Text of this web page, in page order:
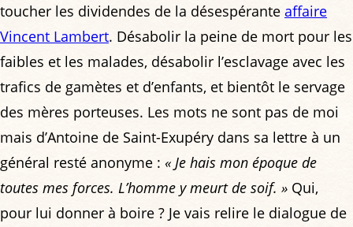
toucher les dividendes de la désespérante affaire
Vincent Lambert. Désabolir la peine de mort pour les
faibles et les malades, désabolir l’esclavage avec les
trafics de gamètes et d’enfants, et bientôt le servage
des mères porteuses. Les mots ne sont pas de moi
mais d’Antoine de Saint-Exupéry dans sa lettre à un
général resté anonyme : « Je hais mon époque de
toutes mes forces. L’homme y meurt de soif. » Qui,
pour lui donner à boire ? Je vais relire le dialogue de